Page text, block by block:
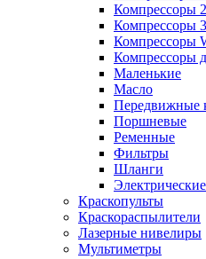
Компрессоры
Компрессоры
Компрессоры
Компрессоры
Маленькие
Масло
Передвижные
Поршневые
Ременные
Фильтры
Шланги
Краскопульты
Краскораспылители
Лазерные нивелиры
Мультиметры